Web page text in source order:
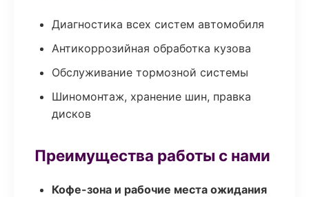
Диагностика всех систем автомобиля
Антикоррозийная обработка кузова
Обслуживание тормозной системы
Шиномонтаж, хранение шин, правка
дисков
Преимущества работы с нами
Кофе-зона и рабочие места ожидания